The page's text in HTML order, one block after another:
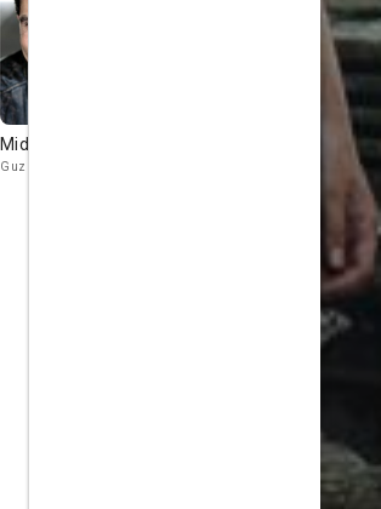
Mido Hamada
Guzman
Stephen
Commander
Nathaniel